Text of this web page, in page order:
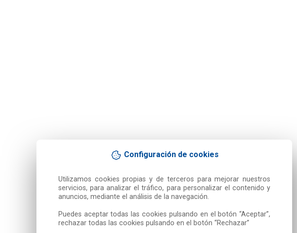
Configuración de cookies
Utilizamos cookies propias y de terceros para mejorar nuestros
servicios, para analizar el tráfico, para personalizar el contenido y
anuncios, mediante el análisis de la navegación.
Puedes aceptar todas las cookies pulsando en el botón “Aceptar”,
rechazar todas las cookies pulsando en el botón “Rechazar”